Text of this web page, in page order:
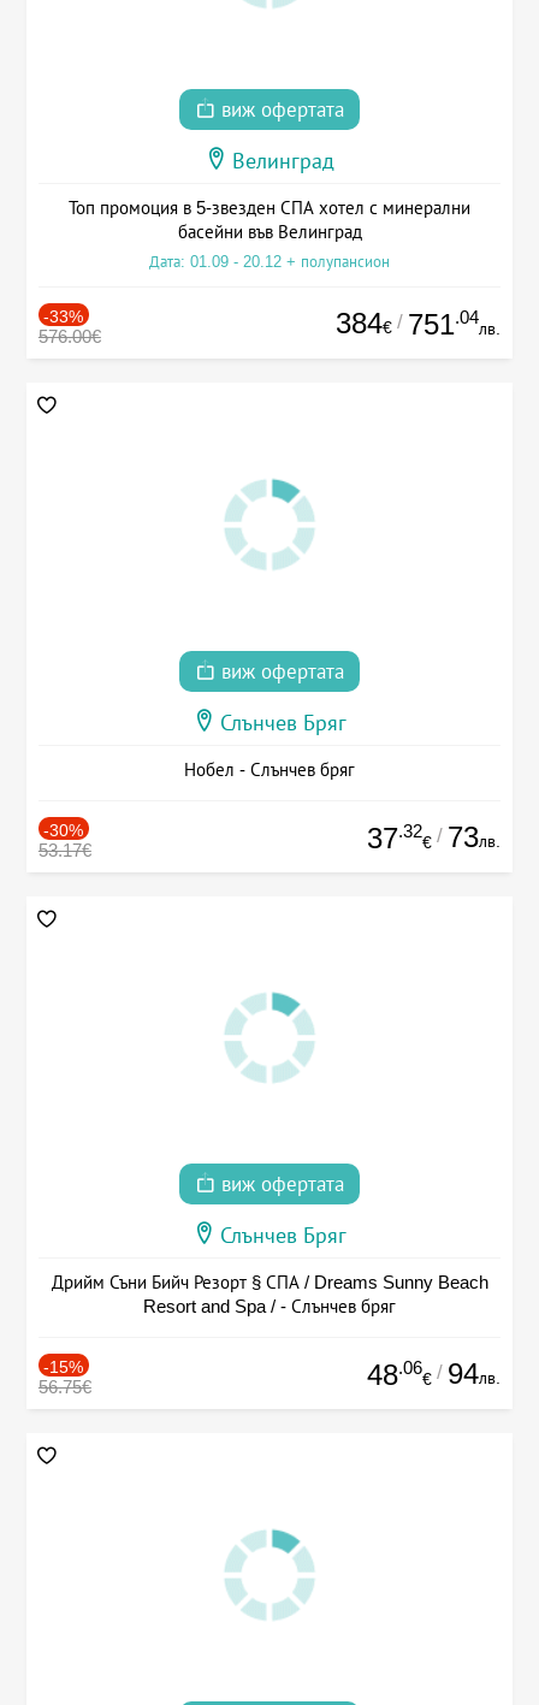
виж офертата
Велинград
Топ промоция в 5-звезден СПА хотел с минерални
басейни във Велинград
Дата: 01.09 - 20.12 + полупансион
-33%
576.00€ 384€ / 751.04
лв.
виж офертата
Слънчев Бряг
Нобел - Слънчев бряг
-30%
53.17€ 37.32
€ / 73лв.
виж офертата
Слънчев Бряг
Дрийм Съни Бийч Резорт § СПА / Dreams Sunny Beach
Resort and Spa / - Слънчев бряг
-15%
56.75€ 48.06
€ / 94лв.